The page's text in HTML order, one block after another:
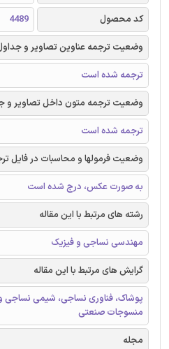
کد محصول
4489
وضعیت ترجمه عناوین تصاویر و
ترجمه شده است
وضعیت ترجمه متون داخل تصاویر و
ترجمه شده است
وضعیت فرمولها و محاسبات در فایل
به صورت عکس، درج شده است
رشته های مرتبط با این مقاله
مهندسی نساجی و فیزیک
گرایش های مرتبط با این مقاله
پوشاک، فناوری نساجی، شیمی‌ نساجی‌ و
منسوجات صنعتی
مجله